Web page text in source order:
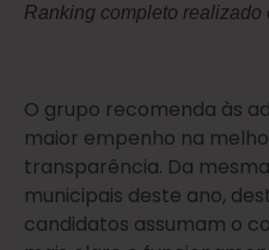
Ranking completo
O grupo recomenda às
maior empenho na
transparência. Da
municipais deste ano,
candidatos assumam o